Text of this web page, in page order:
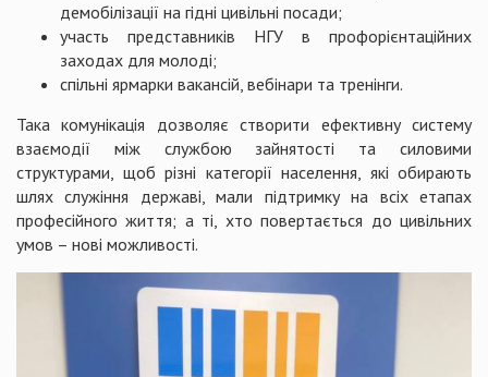
демобілізації на гідні цивільні посади;
участь представників НГУ в профорієнтаційних
заходах для молоді;
спільні ярмарки вакансій, вебінари та тренінги.
Така комунікація дозволяє створити ефективну систему
взаємодії між службою зайнятості та силовими
структурами, щоб різні категорії населення, які обирають
шлях служіння державі, мали підтримку на всіх етапах
професійного життя; а ті, хто повертається до цивільних
умов – нові можливості.